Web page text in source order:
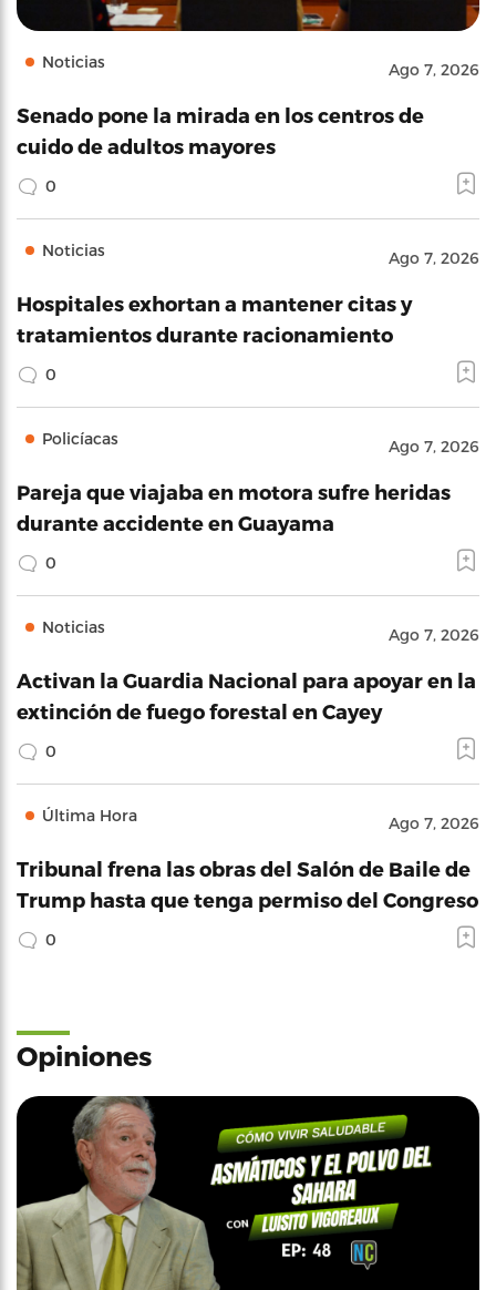
Noticias Ago 7, 2026
Senado pone la mirada en los centros de
cuido de adultos mayores
0
Noticias Ago 7, 2026
Hospitales exhortan a mantener citas y
tratamientos durante racionamiento
0
Policíacas Ago 7, 2026
Pareja que viajaba en motora sufre heridas
durante accidente en Guayama
0
Noticias Ago 7, 2026
Activan la Guardia Nacional para apoyar en la
extinción de fuego forestal en Cayey
0
Última Hora Ago 7, 2026
Tribunal frena las obras del Salón de Baile de
Trump hasta que tenga permiso del Congreso
0
Opiniones